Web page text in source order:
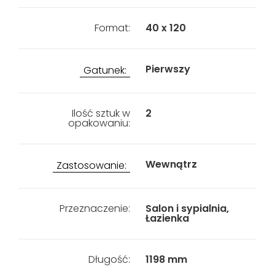
Format: 40 x 120
Gatunek: Pierwszy
Ilość sztuk w
opakowaniu:
2
Zastosowanie: Wewnątrz
Przeznaczenie: Salon i sypialnia,
Łazienka
Długość: 1198 mm